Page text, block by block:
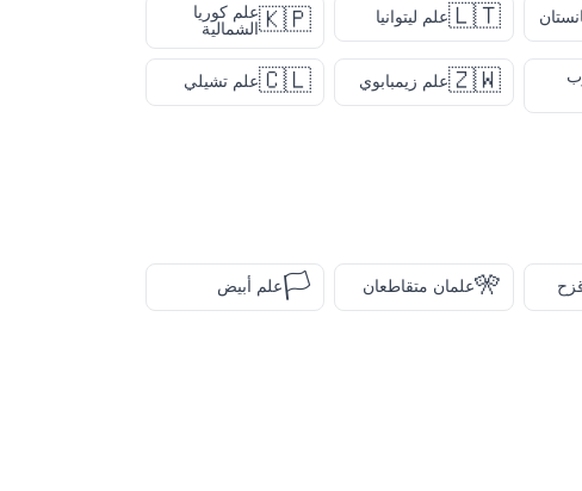
🇱🇹علم ليتوانيا 🇰🇵علم كوريا
الشمالية
🇿🇼علم زيمبابوي 🇨🇱علم تشيلي
🎌علمان متقاطعان 🏳️علم أبيض